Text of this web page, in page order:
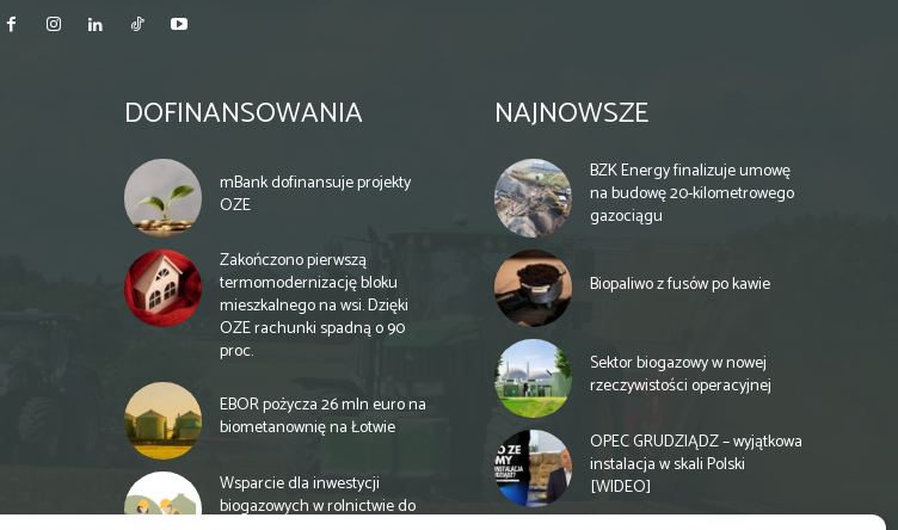
DOFINANSOWANIA
mBank dofinansuje projekty
OZE
Zakończono pierwszą
termomodernizację bloku
mieszkalnego na wsi. Dzięki
OZE rachunki spadną o 90
proc.
EBOR pożycza 26 mln euro na
biometanownię na Łotwie
Wsparcie dla inwestycji
biogazowych w rolnictwie do
NAJNOWSZE
BZK Energy finalizuje umowę
na budowę 20-kilometrowego
gazociągu
Biopaliwo z fusów po kawie
Sektor biogazowy w nowej
rzeczywistości operacyjnej
OPEC GRUDZIĄDZ – wyjątkowa
instalacja w skali Polski
[WIDEO]